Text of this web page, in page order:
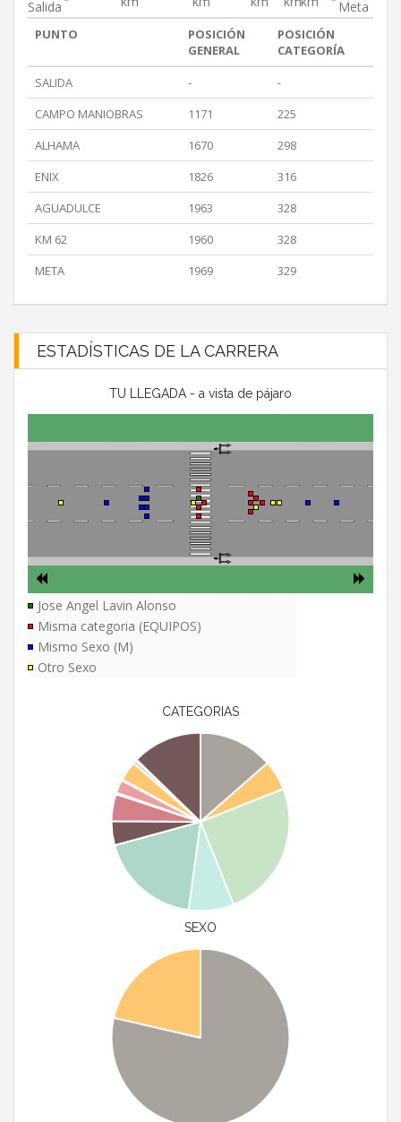
Salida Meta
PUNTO
POSICIÓN
GENERAL
POSICIÓN
CATEGORÍA
SALIDA
-
-
CAMPO MANIOBRAS
1171
225
ALHAMA
1670
298
ENIX
1826
316
AGUADULCE
1963
328
KM 62
1960
328
META
1969 329
ESTADÍSTICAS DE LA CARRERA
TU LLEGADA - a vista de pájaro
Jose Angel Lavin Alonso
Misma categoria (EQUIPOS)
Mismo Sexo (M)
Otro Sexo
CATEGORIAS
SEXO